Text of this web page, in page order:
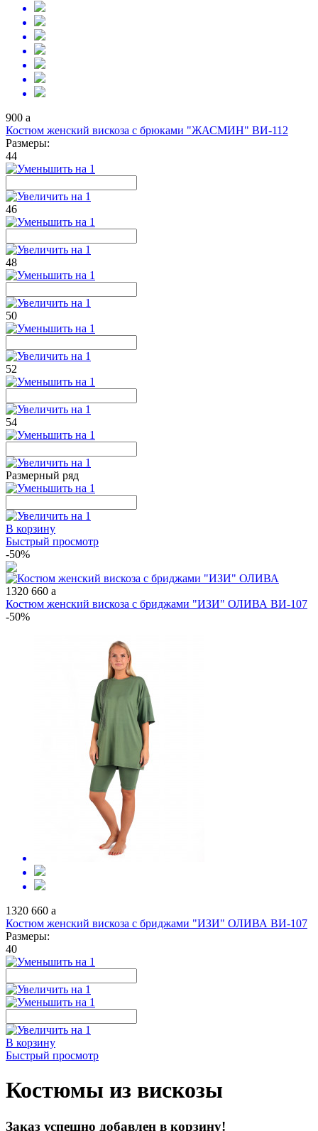
900 a
Костюм женский вискоза с брюками "ЖАСМИН" ВИ-112
Размеры:
44
46
48
50
52
54
Размерный ряд
В корзину
Быстрый просмотр
-50%
1320 660 a
Костюм женский вискоза с бриджами "ИЗИ" ОЛИВА ВИ-107
-50%
1320 660 a
Костюм женский вискоза с бриджами "ИЗИ" ОЛИВА ВИ-107
Размеры:
40
В корзину
Быстрый просмотр
Костюмы из вискозы
Заказ успешно добавлен в корзину!